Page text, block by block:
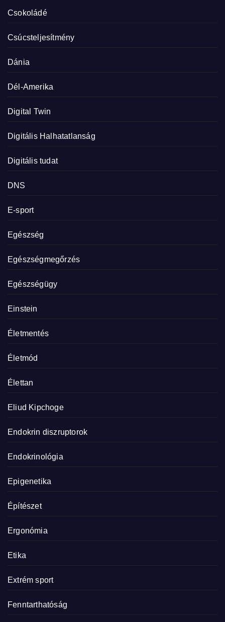
Csokoládé
Csúcsteljesítmény
Dánia
Dél-Amerika
Digital Twin
Digitális Halhatatlanság
Digitális tudat
DNS
E-sport
Egészség
Egészségmegőrzés
Egészségügy
Einstein
Életmentés
Életmód
Élettan
Eliud Kipchoge
Endokrin diszruptorok
Endokrinológia
Epigenetika
Építészet
Ergonómia
Etika
Extrém sport
Fenntarthatóság